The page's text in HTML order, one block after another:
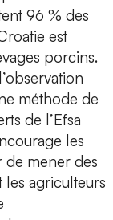
96 % des
est
porcins.
méthode de
de l’Efsa
les
de mener des
agriculteurs